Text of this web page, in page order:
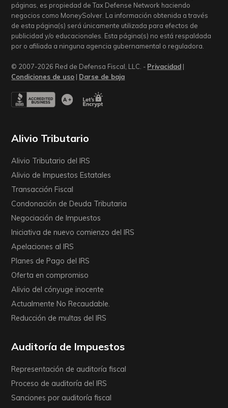
páginas, es propiedad de Tax Defense Network haciendo
negocios como MoneySolver. La información obtenida a través
de esta página(s) será únicamente utilizada para efectos de
publicidad y/o educacionales. Esta página(s) no está respaldada
por o afiliada a ninguna agencia gubernamental o reguladora.
© 2007-2026 Red de Defensa Fiscal, LLC. - Privacidad |
Condiciones de uso | Darse de baja
Alivio Tributario
Alivio Tributario del IRS
Alivio de Impuestos Estatales
Transacción Fiscal
Condonación de Deuda Tributaria
Negociación de Impuestos
Iniciativa de nuevo comienzo del IRS
Apelaciones al IRS
Planes de Pago del IRS
Oferta en compromiso
Alivio del cónyuge inocente
Actualmente No Recaudable.
Reducción de multas del IRS
Auditoría de Impuestos
Representación de auditoría fiscal
Proceso de auditoría del IRS
Sanciones por auditoría fiscal